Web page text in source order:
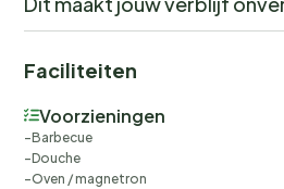
Faciliteiten
Voorzieningen
Barbecue
Douche
Oven / magnetron